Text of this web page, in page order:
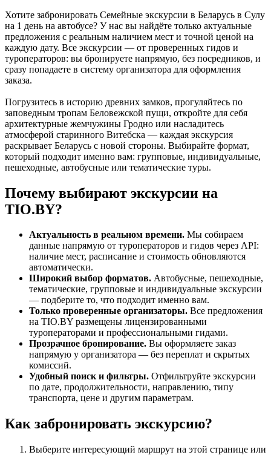
Хотите забронировать Семейные экскурсии в Беларусь в Сулу
на 1 день на автобусе? У нас вы найдёте только актуальные
предложения с реальным наличием мест и точной ценой на
каждую дату. Все экскурсии — от проверенных гидов и
туроператоров: вы бронируете напрямую, без посредников, и
сразу попадаете в систему организатора для оформления
заказа.
Погрузитесь в историю древних замков, прогуляйтесь по
заповедным тропам Беловежской пущи, откройте для себя
архитектурные жемчужины Гродно или насладитесь
атмосферой старинного Витебска — каждая экскурсия
раскрывает Беларусь с новой стороны. Выбирайте формат,
который подходит именно вам: групповые, индивидуальные,
пешеходные, автобусные или тематические туры.
Почему выбирают экскурсии на
TIO.BY?
Актуальность в реальном времени. Мы собираем
данные напрямую от туроператоров и гидов через API:
наличие мест, расписание и стоимость обновляются
автоматически.
Широкий выбор форматов. Автобусные, пешеходные,
тематические, групповые и индивидуальные экскурсии
— подберите то, что подходит именно вам.
Только проверенные организаторы. Все предложения
на TIO.BY размещены лицензированными
туроператорами и профессиональными гидами.
Прозрачное бронирование. Вы оформляете заказ
напрямую у организатора — без переплат и скрытых
комиссий.
Удобный поиск и фильтры. Отфильтруйте экскурсии
по дате, продолжительности, направлению, типу
транспорта, цене и другим параметрам.
Как забронировать экскурсию?
Выберите интересующий маршрут на этой странице или